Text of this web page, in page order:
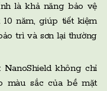
là khả năng bảo vệ
năm, giúp tiết kiệm
trì và sơn lại thường
không chỉ
màu sắc của bề mặt